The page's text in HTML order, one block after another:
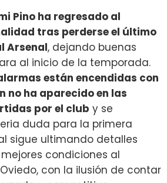
Pino ha regresado al
tras perderse el último
Arsenal, dejando buenas
al inicio de la temporada.
están encendidas con
no ha aparecido en las
por el club y se
duda para la primera
sigue ultimando detalles
condiciones al
con la ilusión de contar